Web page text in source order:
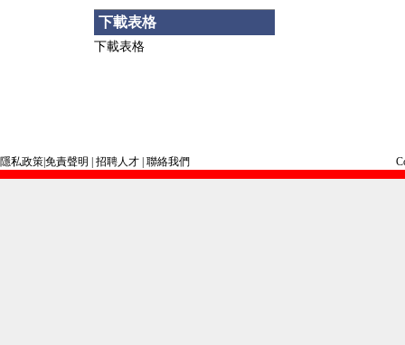
下載表格
下載表格
隱私政策免責聲明 招聘人才 聯絡我們